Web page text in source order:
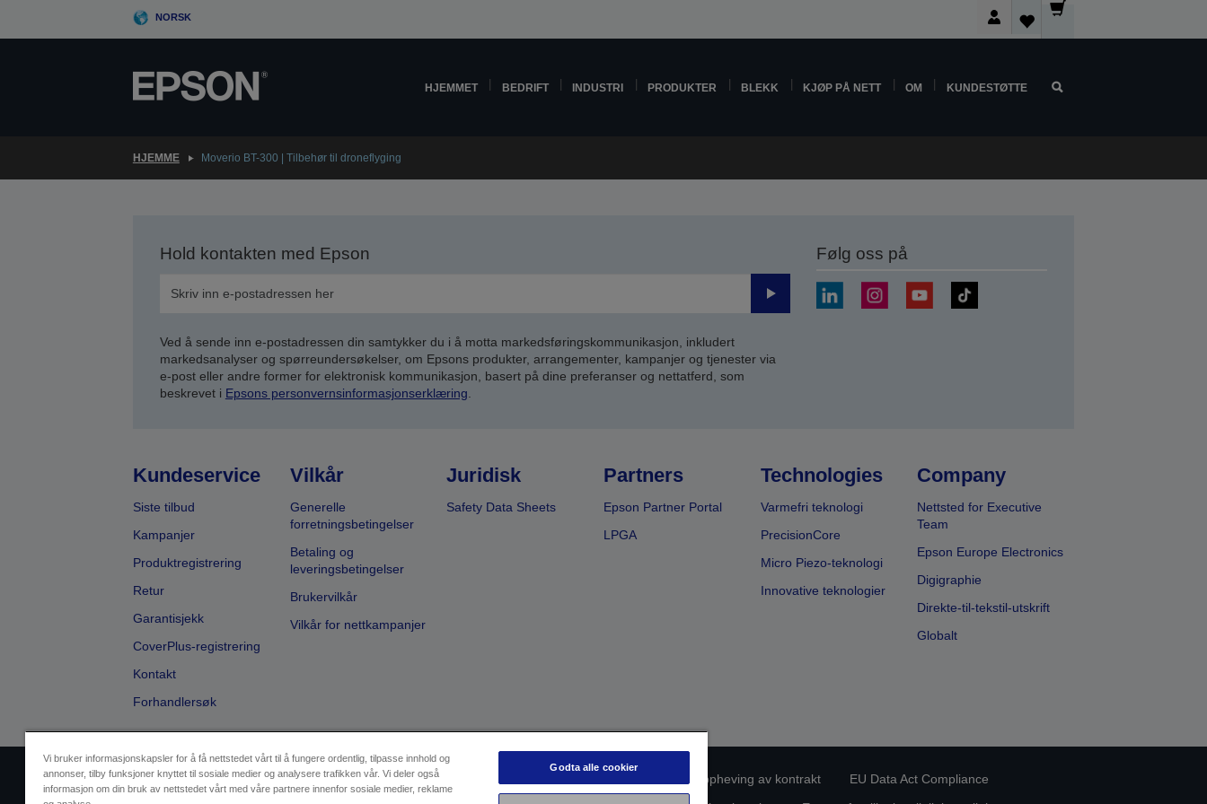
NORSK
HJEMMET BEDRIFT INDUSTRI PRODUKTER BLEKK KJØP PÅ NETT OM KUNDESTØTTE
HJEMME Moverio BT-300 | Tilbehør til droneflyging
Hold kontakten med Epson
Send
Ved å sende inn e-postadressen din samtykker du i å motta markedsføringskommunikasjon, inkludert
markedsanalyser og spørreundersøkelser, om Epsons produkter, arrangementer, kampanjer og tjenester via
e-post eller andre former for elektronisk kommunikasjon, basert på dine preferanser og nettatferd, som
beskrevet i Epsons personvernsinformasjonserklæring
Følg oss på
Kundeservice
Siste tilbud
Kampanjer
Produktregistrering
Retur
Garantisjekk
CoverPlus-registrering
Kontakt
Forhandlersøk
Vilkår
Generelle
forretningsbetingelser
Betaling og
leveringsbetingelser
Brukervilkår
Vilkår for nettkampanjer
Juridisk
Safety Data Sheets
Partners
Epson Partner Portal
LPGA
Technologies
Varmefri teknologi
PrecisionCore
Micro Piezo-teknologi
Innovative teknologier
Company
Nettsted for Executive
Team
Epson Europe Electronics
Digigraphie
Direkte-til-tekstil-utskrift
Globalt
Selgeridentifikasjon Produktsamsvarsidentifikasjon Oppheving av kontrakt
EU Data Act Compliance
Vi bruker informasjonskapsler for å få nettstedet vårt til å fungere ordentlig, tilpasse innhold og
annonser, tilby funksjoner knyttet til sosiale medier og analysere trafikken vår. Vi deler også
informasjon om din bruk av nettstedet vårt med våre partnere innenfor sosiale medier, reklame
Godta alle cookier